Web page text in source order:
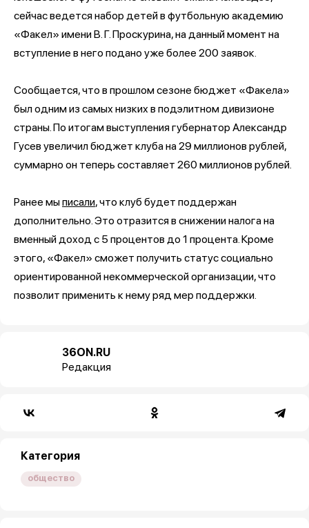
сейчас ведется набор детей в футбольную академию
«Факел» имени В. Г. Проскурина, на данный момент на
вступление в него подано уже более 200 заявок.
Сообщается, что в прошлом сезоне бюджет «Факела»
был одним из самых низких в подэлитном дивизионе
страны. По итогам выступления губернатор Александр
Гусев увеличил бюджет клуба на 29 миллионов рублей,
суммарно он теперь составляет 260 миллионов рублей.
Ранее мыписали, что клуб будет поддержан
дополнительно. Это отразится в снижении налога на
вменный доход с 5 процентов до 1 процента. Кроме
этого, «Факел» сможет получить статус социально
ориентированной некоммерческой организации, что
позволит применить к нему ряд мер поддержки.
36ON.RU
Редакция
Категория
общество